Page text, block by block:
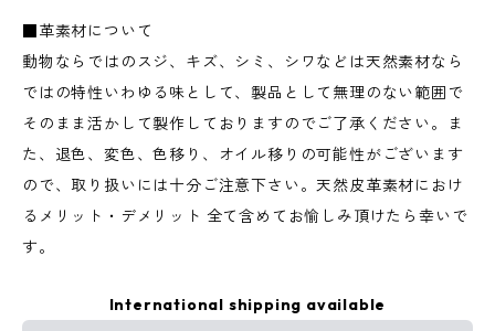
■革素材について
動物ならではのスジ、キズ、シミ、シワなどは天然素材なら
ではの特性いわゆる味として、製品として無理のない範囲で
そのまま活かして製作しておりますのでご了承ください。ま
た、退色、変色、色移り、オイル移りの可能性がございます
ので、取り扱いには十分ご注意下さい。天然皮革素材におけ
るメリット・デメリット 全て含めてお愉しみ頂けたら幸いで
す。
International shipping available